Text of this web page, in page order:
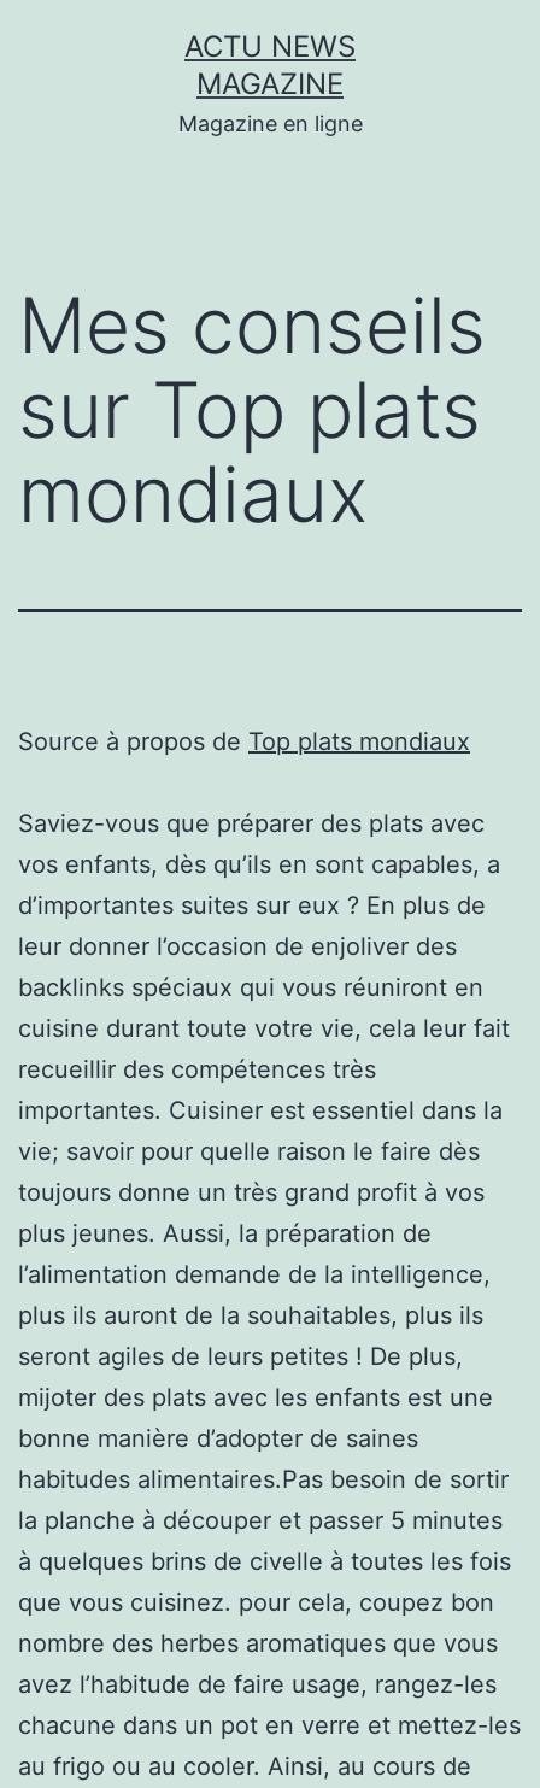
ACTU NEWS
MAGAZINE
Magazine en ligne
Mes conseils
sur Top plats
mondiaux
Source à propos de Top plats mondiaux
Saviez-vous que préparer des plats avec
vos enfants, dès qu’ils en sont capables, a
d’importantes suites sur eux ? En plus de
leur donner l’occasion de enjoliver des
backlinks spéciaux qui vous réuniront en
cuisine durant toute votre vie, cela leur fait
recueillir des compétences très
importantes. Cuisiner est essentiel dans la
vie; savoir pour quelle raison le faire dès
toujours donne un très grand profit à vos
plus jeunes. Aussi, la préparation de
l’alimentation demande de la intelligence,
plus ils auront de la souhaitables, plus ils
seront agiles de leurs petites ! De plus,
mijoter des plats avec les enfants est une
bonne manière d’adopter de saines
habitudes alimentaires.Pas besoin de sortir
la planche à découper et passer 5 minutes
à quelques brins de civelle à toutes les fois
que vous cuisinez. pour cela, coupez bon
nombre des herbes aromatiques que vous
avez l’habitude de faire usage, rangez-les
chacune dans un pot en verre et mettez-les
au frigo ou au cooler. Ainsi, au cours de